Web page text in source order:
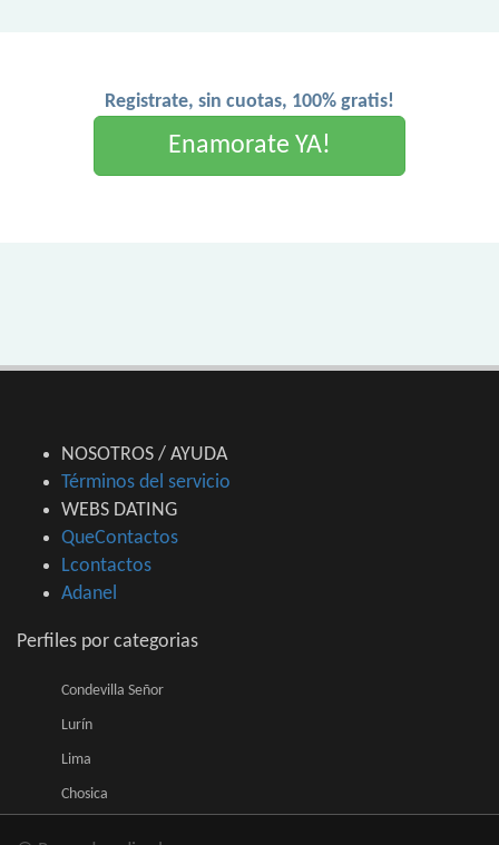
Registrate, sin cuotas, 100% gratis!
Enamorate YA!
NOSOTROS / AYUDA
Términos del servicio
WEBS DATING
QueContactos
Lcontactos
Adanel
Perfiles por categorias
Condevilla Señor
Lurín
Lima
Chosica